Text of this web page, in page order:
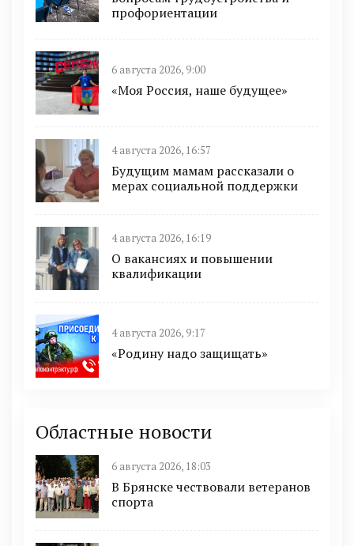
профориентации
6 августа 2026, 9:00
«Моя Россия, наше будущее»
4 августа 2026, 16:57
Будущим мамам рассказали о
мерах социальной поддержки
4 августа 2026, 16:19
О вакансиях и повышении
квалификации
4 августа 2026, 9:17
«Родину надо защищать»
Областные новости
6 августа 2026, 18:03
В Брянске чествовали ветеранов
спорта